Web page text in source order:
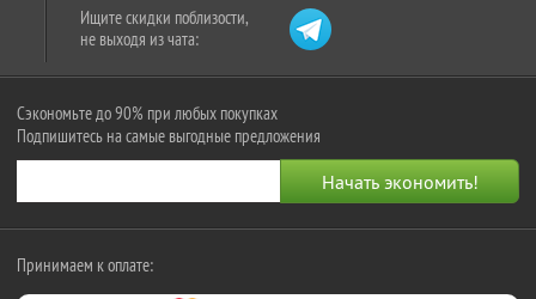
Ищите скидки поблизости,
не выходя из чата:
Сэкономьте до 90% при любых покупках
Подпишитесь на самые выгодные предложения
Принимаем к оплате: